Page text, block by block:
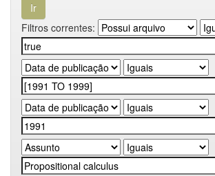
Filtros correntes: